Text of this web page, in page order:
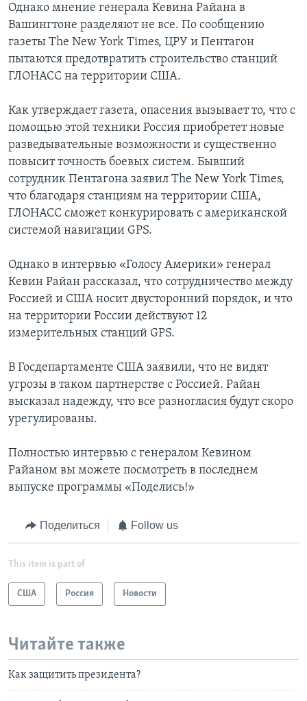
Однако мнение генерала Кевина Райана в
Вашингтоне разделяют не все. По сообщению
газеты The New York Times, ЦРУ и Пентагон
пытаются предотвратить строительство станций
ГЛОНАСС на территории США.
Как утверждает газета, опасения вызывает то, что с
помощью этой техники Россия приобретет новые
разведывательные возможности и существенно
повысит точность боевых систем. Бывший
сотрудник Пентагона заявил The New York Times,
что благодаря станциям на территории США,
ГЛОНАСС сможет конкурировать с американской
системой навигации GPS.
Однако в интервью «Голосу Америки» генерал
Кевин Райан рассказал, что сотрудничество между
Россией и США носит двусторонний порядок, и что
на территории России действуют 12
измерительных станций GPS.
В Госдепартаменте США заявили, что не видят
угрозы в таком партнерстве с Россией. Райан
высказал надежду, что все разногласия будут скоро
урегулированы.
Полностью интервью с генералом Кевином
Райаном вы можете посмотреть в последнем
выпуске программы «Поделись!»
Поделиться Follow us
This item is part of
США Россия Новости
Читайте также
Как защитить президента?